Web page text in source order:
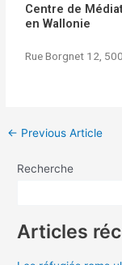
Centre de
en Wallonie
Rue Borgnet 12,
← Previous Article
Recherche
Articles